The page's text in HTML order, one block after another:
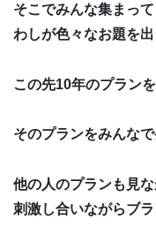
そこでみんな集まって
わしが色々なお題を
この先10年のプラン
そのプランをみんな
他の人のプランも見な
刺激し合いながらブ